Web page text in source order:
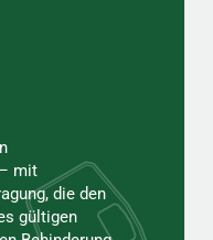
mit
die den
gültigen